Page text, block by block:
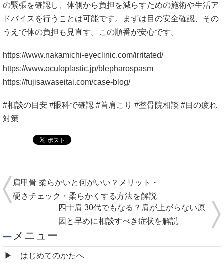
の緊張を確認し、体側から負担を減らすための施術や生活ア
ドバイスを行うことは可能です。まずは目の安全確認、その
うえで体の負担も見直す。この順番が安心です。
https://www.nakamichi-eyeclinic.com/irritated/
https://www.oculoplastic.jp/blepharospasm
https://fujisawaseitai.com/case-blog/
#相談の目安 #眼科で確認 #首肩こり #整骨院相談 #目の疲れ
対策
肩甲骨 柔らかいと何がいい？メリット・
硬さチェック・柔らかくする方法を解説
四十肩 30代でもなる？肩が上がらない原
因と早めに相談すべき症状を解説
メニュー
はじめてのかたへ